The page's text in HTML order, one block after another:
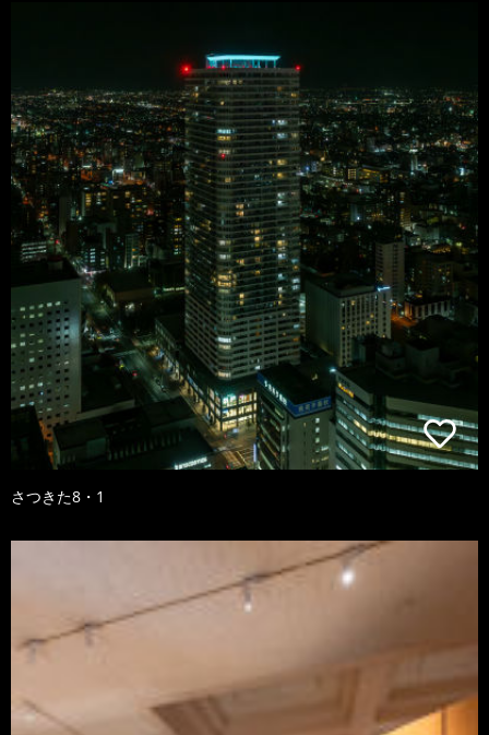
さつきた8・1